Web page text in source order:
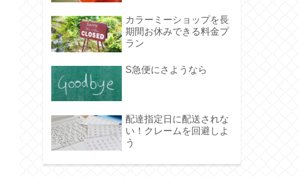
カラーミーショップを長
期間お休みできる料金プ
ラン
S急便にさようなら
配達指定日に配送されな
い！クレームを回避しよ
う